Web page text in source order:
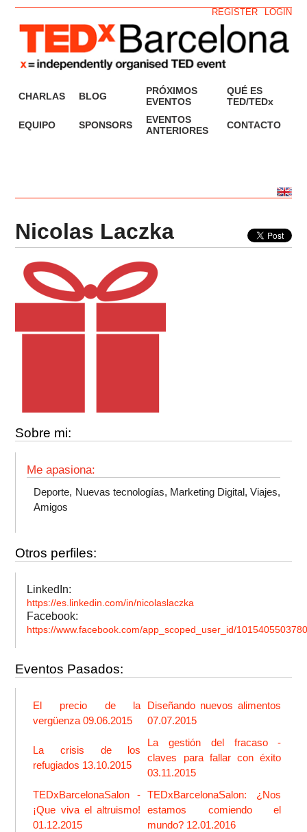
LOGIN
REGISTER
CHARLAS BLOG
PRÓXIMOS
EVENTOS
QUÉ ES
TED/TEDx
EQUIPO SPONSORS
EVENTOS
ANTERIORES
CONTACTO
Nicolas Laczka
Sobre mi:
Me apasiona:
Deporte, Nuevas tecnologías, Marketing Digital, Viajes,
Amigos
Otros perfiles:
LinkedIn:
https://es.linkedin.com/in/nicolaslaczka
Facebook:
https://www.facebook.com/app_scoped_user_id/
Eventos Pasados:
El precio de la
vergüenza 09.06.2015
Diseñando nuevos alimentos
07.07.2015
La crisis de los
refugiados 13.10.2015
La gestión del fracaso -
claves para fallar con éxito
03.11.2015
TEDxBarcelonaSalon -
¡Que viva el altruismo!
01.12.2015
TEDxBarcelonaSalon: ¿Nos
estamos comiendo el
mundo? 12.01.2016